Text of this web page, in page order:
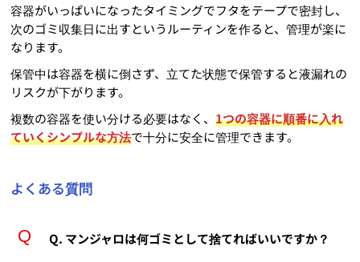
容器がいっぱいになったタイミングでフタをテープで密封し、
次のゴミ収集日に出すというルーティンを作ると、管理が楽に
なります。
保管中は容器を横に倒さず、立てた状態で保管すると液漏れの
リスクが下がります。
複数の容器を使い分ける必要はなく、1つの容器に順番に入れ
ていくシンプルな方法で十分に安全に管理できます。
よくある質問
Q. マンジャロは何ゴミとして捨てればいいですか？